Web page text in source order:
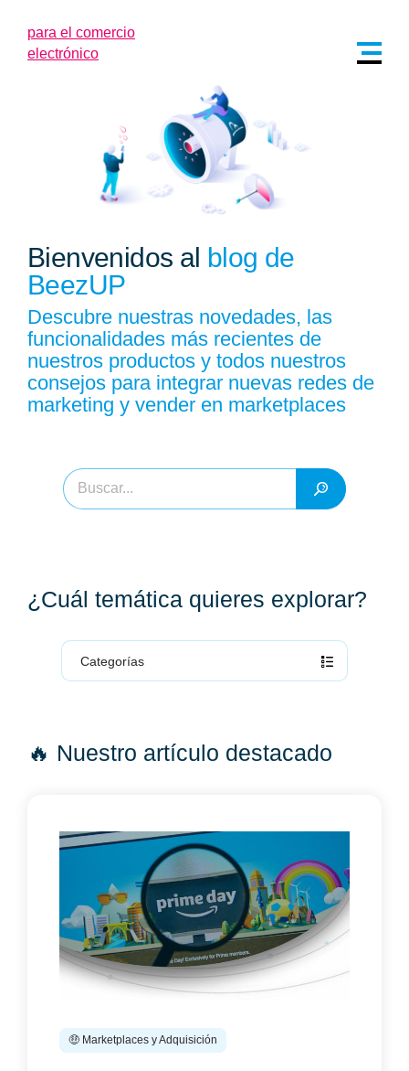
Bienvenidos al blog de
BeezUP
Descubre nuestras novedades, las
funcionalidades más recientes de
nuestros productos y todos nuestros
consejos para integrar nuevas redes de
marketing y vender en marketplaces
¿Cuál temática quieres explorar?
Categorías
🔥 Nuestro artículo destacado
🤑 Marketplaces y Adquisición